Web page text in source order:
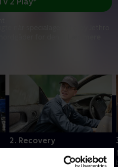
2. Recovery
facilitetschef bliver fundet fire